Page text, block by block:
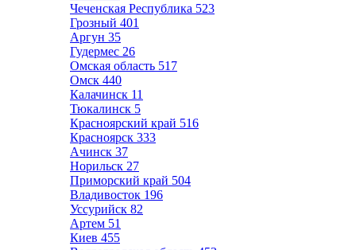
Чеченская Республика 523
Грозный 401
Аргун 35
Гудермес 26
Омская область 517
Омск 440
Калачинск 11
Тюкалинск 5
Красноярский край 516
Красноярск 333
Ачинск 37
Норильск 27
Приморский край 504
Владивосток 196
Уссурийск 82
Артем 51
Киев 455